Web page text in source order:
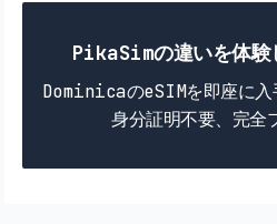
PikaSimの違いを体験
DominicaのeSIMを即座に入
身分証明不要、完全